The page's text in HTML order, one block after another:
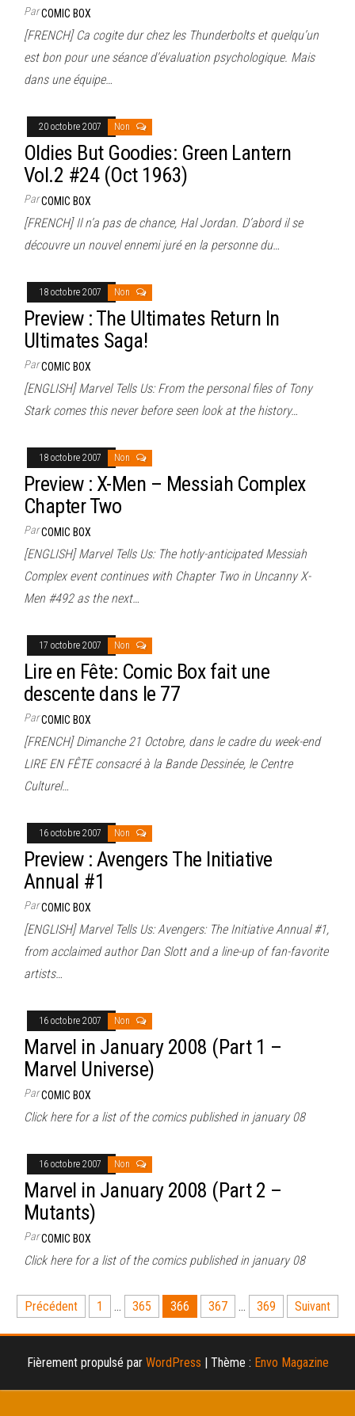
ParCOMIC BOX
[FRENCH] Ca cogite dur chez les Thunderbolts et quelqu’un
est bon pour une séance d’évaluation psychologique. Mais
dans une équipe…
20 octobre 2007 Non
Oldies But Goodies: Green Lantern
Vol.2 #24 (Oct 1963)
ParCOMIC BOX
[FRENCH] Il n’a pas de chance, Hal Jordan. D’abord il se
découvre un nouvel ennemi juré en la personne du…
18 octobre 2007 Non
Preview : The Ultimates Return In
Ultimates Saga!
ParCOMIC BOX
[ENGLISH] Marvel Tells Us: From the personal files of Tony
Stark comes this never before seen look at the history…
18 octobre 2007 Non
Preview : X-Men – Messiah Complex
Chapter Two
ParCOMIC BOX
[ENGLISH] Marvel Tells Us: The hotly-anticipated Messiah
Complex event continues with Chapter Two in Uncanny X-
Men #492 as the next…
17 octobre 2007 Non
Lire en Fête: Comic Box fait une
descente dans le 77
ParCOMIC BOX
[FRENCH] Dimanche 21 Octobre, dans le cadre du week-end
LIRE EN FÊTE consacré à la Bande Dessinée, le Centre
Culturel…
16 octobre 2007 Non
Preview : Avengers The Initiative
Annual #1
ParCOMIC BOX
[ENGLISH] Marvel Tells Us: Avengers: The Initiative Annual #1,
from acclaimed author Dan Slott and a line-up of fan-favorite
artists…
16 octobre 2007 Non
Marvel in January 2008 (Part 1 –
Marvel Universe)
ParCOMIC BOX
Click here for a list of the comics published in january 08
16 octobre 2007 Non
Marvel in January 2008 (Part 2 –
Mutants)
ParCOMIC BOX
Click here for a list of the comics published in january 08
Pagination
des
publications
Précédent 1 … 365 366 367 … 369 Suivant
Fièrement propulsé par WordPress | Thème : Envo Magazine